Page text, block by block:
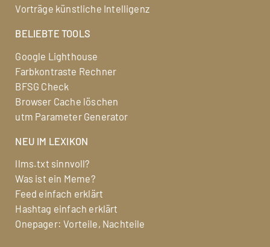
Vorträge künstliche Intelligenz
BELIEBTE TOOLS
Google Lighthouse
Farbkontraste Rechner
BFSG Check
Browser Cache löschen
utm Parameter Generator
NEU IM LEXIKON
llms.txt sinnvoll?
Was ist ein Meme?
Feed einfach erklärt
Hashtag einfach erklärt
Onepager: Vorteile, Nachteile